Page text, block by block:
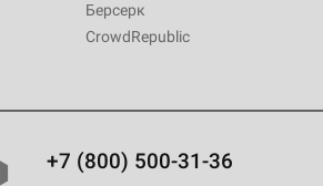
Берсерк
CrowdRepublic
+7 (800) 500-31-36